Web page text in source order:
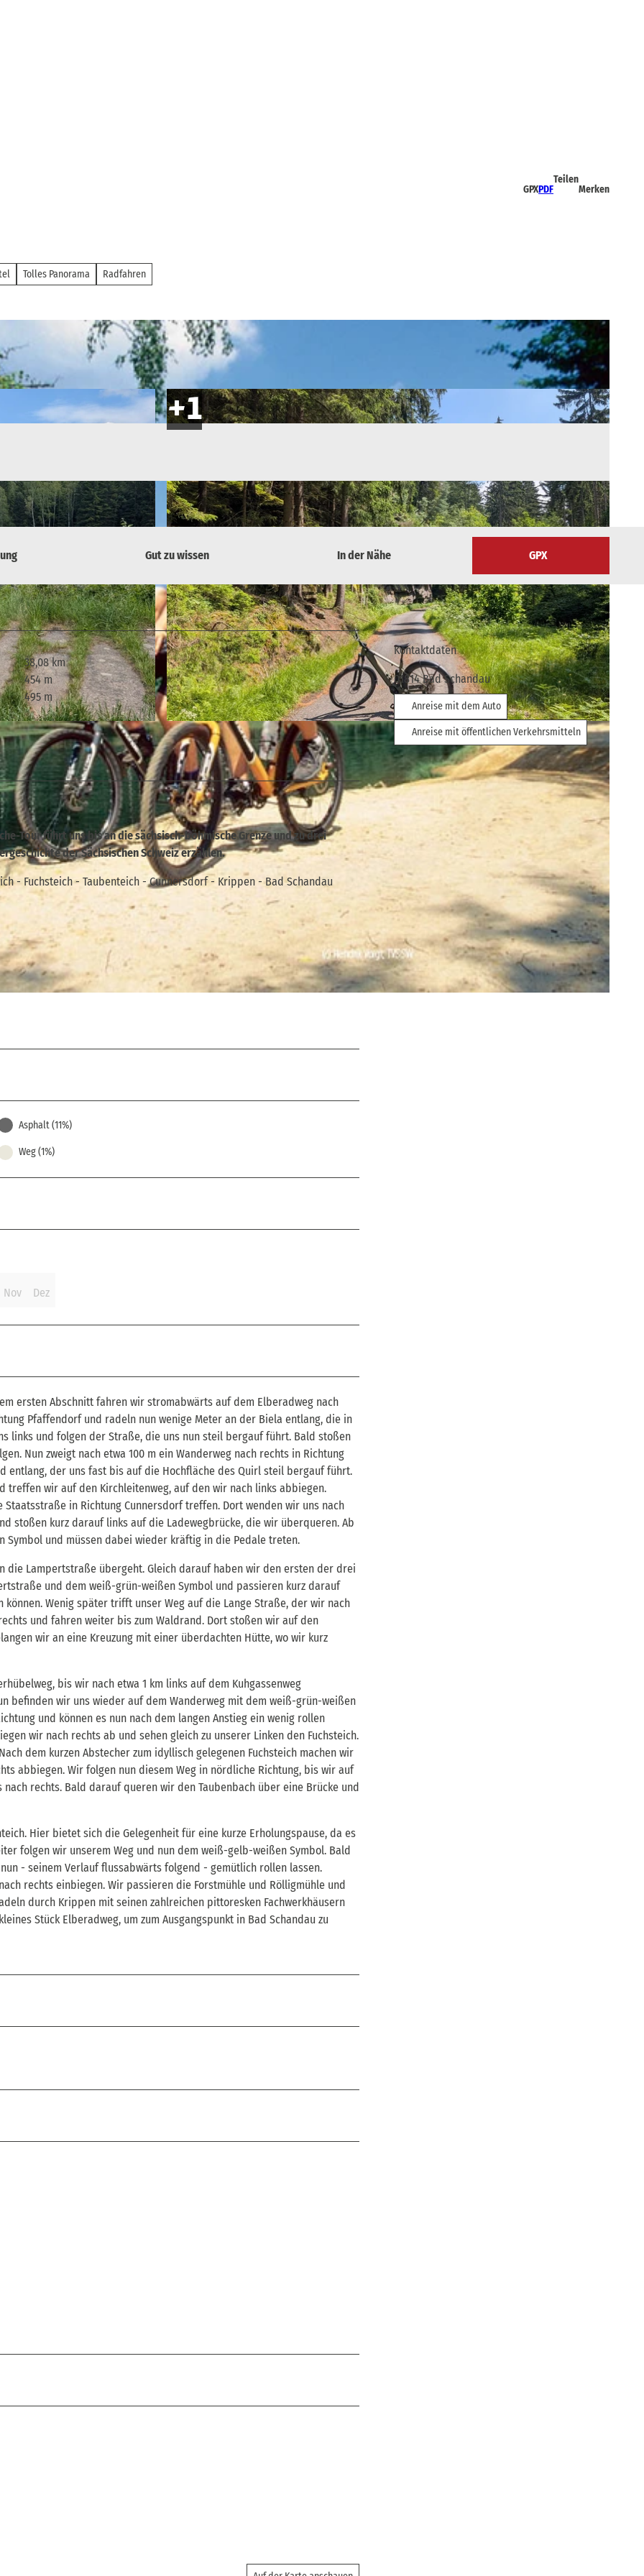
GPXPDF
Teilen
Merken
Tolles Panorama Radfahren
© Heike Grunow, Tourismusverband Sächsische Schweiz |CC0
Gut zu wissen In der Nähe GPX
38,08 km
454 m
495 m
Tour führt uns bis an die sächsisch-böhmische Grenze und zu drei
der Sächsischen Schweiz erzählen.
- Fuchsteich - Taubenteich - Cunnersdorf - Krippen - Bad Schandau
Asphalt (11%)
Weg (1%)
Nov Dez
ersten Abschnitt fahren wir stromabwärts auf dem Elberadweg nach
Pfaffendorf und radeln nun wenige Meter an der Biela entlang, die in
links und folgen der Straße, die uns nun steil bergauf führt. Bald stoßen
Nun zweigt nach etwa 100 m ein Wanderweg nach rechts in Richtung
entlang, der uns fast bis auf die Hochfläche des Quirl steil bergauf führt.
treffen wir auf den Kirchleitenweg, auf den wir nach links abbiegen.
in Richtung Cunnersdorf treffen. Dort wenden wir uns nach
stoßen kurz darauf links auf die Ladewegbrücke, die wir überqueren. Ab
und müssen dabei wieder kräftig in die Pedale treten.
die Lampertstraße übergeht. Gleich darauf haben wir den ersten der drei
und dem weiß-grün-weißen Symbol und passieren kurz darauf
Wenig später trifft unser Weg auf die Lange Straße, der wir nach
und fahren weiter bis zum Waldrand. Dort stoßen wir auf den
wir an eine Kreuzung mit einer überdachten Hütte, wo wir kurz
bis wir nach etwa 1 km links auf dem Kuhgassenweg
befinden wir uns wieder auf dem Wanderweg mit dem weiß-grün-weißen
und können es nun nach dem langen Anstieg ein wenig rollen
wir nach rechts ab und sehen gleich zu unserer Linken den Fuchsteich.
dem kurzen Abstecher zum idyllisch gelegenen Fuchsteich machen wir
abbiegen. Wir folgen nun diesem Weg in nördliche Richtung, bis wir auf
rechts. Bald darauf queren wir den Taubenbach über eine Brücke und
Hier bietet sich die Gelegenheit für eine kurze Erholungspause, da es
folgen wir unserem Weg und nun dem weiß-gelb-weißen Symbol. Bald
- seinem Verlauf flussabwärts folgend - gemütlich rollen lassen.
rechts einbiegen. Wir passieren die Forstmühle und Rölligmühle und
durch Krippen mit seinen zahlreichen pittoresken Fachwerkhäusern
Stück Elberadweg, um zum Ausgangspunkt in Bad Schandau zu
Kontaktdaten
01814Bad Schandau
Anreise mit dem Auto
Anreise mit öffentlichen Verkehrsmitteln